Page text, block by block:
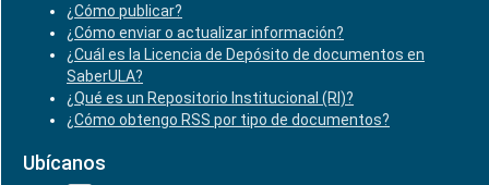
¿Cómo publicar?
¿Cómo enviar o actualizar información?
¿Cuál es la Licencia de Depósito de documentos en
SaberULA?
¿Qué es un Repositorio Institucional (RI)?
¿Cómo obtengo RSS por tipo de documentos?
Ubícanos